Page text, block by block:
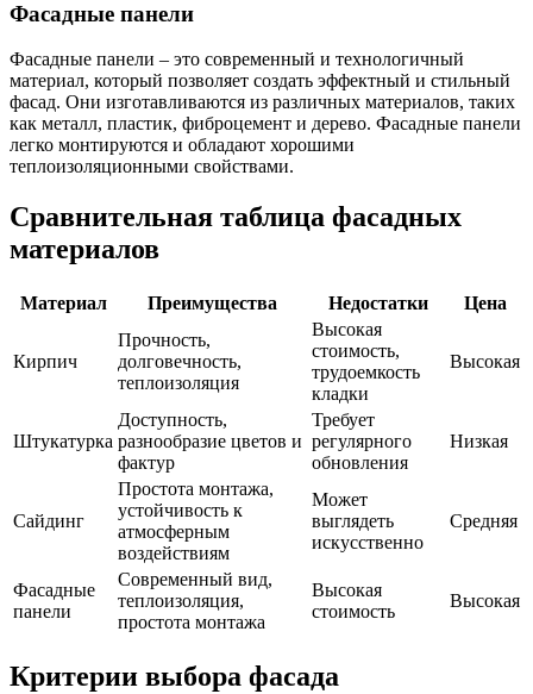
Фасадные панели
Фасадные панели – это современный и технологичный
материал, который позволяет создать эффектный и стильный
фасад. Они изготавливаются из различных материалов, таких
как металл, пластик, фиброцемент и дерево. Фасадные панели
легко монтируются и обладают хорошими
теплоизоляционными свойствами.
Сравнительная таблица фасадных
материалов
Материал Преимущества Недостатки Цена
Кирпич
Прочность,
долговечность,
теплоизоляция
Высокая
стоимость,
трудоемкость
кладки
Высокая
Штукатурка
Доступность,
разнообразие цветов и
фактур
Требует
регулярного
обновления
Низкая
Сайдинг
Простота монтажа,
устойчивость к
атмосферным
воздействиям
Может
выглядеть
искусственно
Средняя
Фасадные
панели
Современный вид,
теплоизоляция,
простота монтажа
Высокая
стоимость
Высокая
Критерии выбора фасада